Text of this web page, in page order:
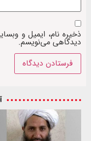
ذخیره نام، ایمیل و
دیدگاهی می‌نویسم.